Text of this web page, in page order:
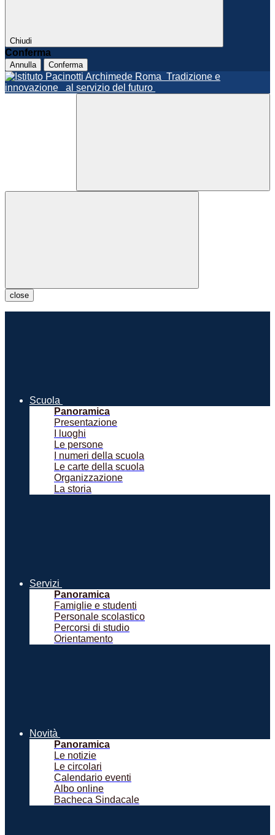
Chiudi
Conferma
Annulla Conferma
Roma Tradizione e
innovazione
al servizio del futuro
close
Scuola
Panoramica
Presentazione
I luoghi
Le persone
I numeri della scuola
Le carte della scuola
Organizzazione
La storia
Servizi
Panoramica
Famiglie e studenti
Personale scolastico
Percorsi di studio
Orientamento
Novità
Panoramica
Le notizie
Le circolari
Calendario eventi
Albo online
Bacheca Sindacale